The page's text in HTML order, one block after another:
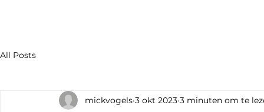
All Posts
mickvogels 3 okt 2023 3 minuten om te